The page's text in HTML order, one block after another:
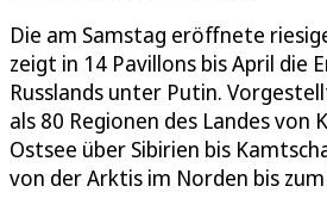
Die am Samstag eröffnete
zeigt in 14 Pavillons bis April die
Russlands unter Putin.
als 80 Regionen des Landes von
Ostsee über Sibirien bis
von der Arktis im Norden bis zum